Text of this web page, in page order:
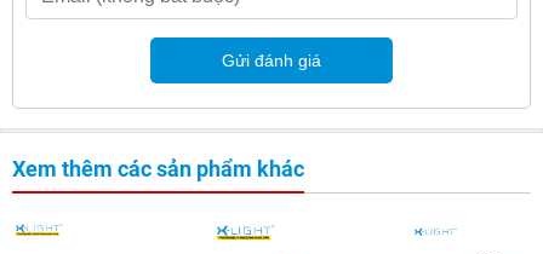
Gửi đánh giá
Xem thêm các sản phẩm khác